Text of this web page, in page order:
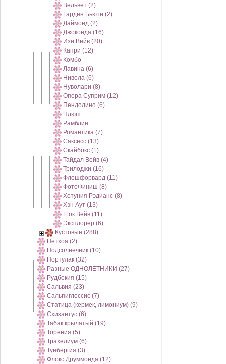
Вельвет (2)
Гарден Бьюти (2)
Даймонд (2)
Джоконда (16)
Изи Вейв (20)
Капри (12)
Комбо
Лавина (6)
Нивола (6)
Нуволари (8)
Опера Суприм (12)
Пендолино (6)
Плюш
Рамблин
Романтика (7)
Саксесс (13)
Скайбокс (1)
Тайдал Вейв (4)
Трилоджи (16)
Флешфорвард (11)
ФотоФиниш (8)
Хотуния Рэдианс (8)
Хэн Аут (13)
Шок Вейв (11)
Эксплорер (6)
Кустовые (288)
Петхоа (2)
Подсолнечник (10)
Портулак (32)
Разные ОДНОЛЕТНИКИ (27)
Рудбекия (15)
Сальвия (23)
Сальпиглоссис (7)
Статица (кермек, лимониум) (9)
Схизантус (6)
Табак крылатый (19)
Торения (5)
Трахелиум (6)
Тунбергия (3)
Флокс Друммонда (12)